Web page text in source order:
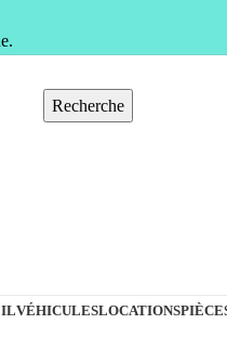
Recherche
VÉHICULESLOCATIONS